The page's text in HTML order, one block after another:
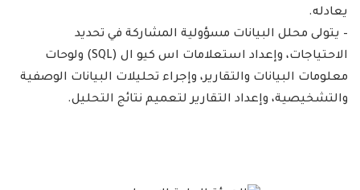
يعادله.
– يتولى محلل البيانات مسؤولية المشاركة في تحديد
الاحتياجات، وإعداد استعلامات اس كيو ال (SQL) ولوحات
معلومات البيانات والتقارير، وإجراء تحليلات البيانات الوصفية
والتشخيصية، وإعداد التقارير لتعميم نتائج التحليل.